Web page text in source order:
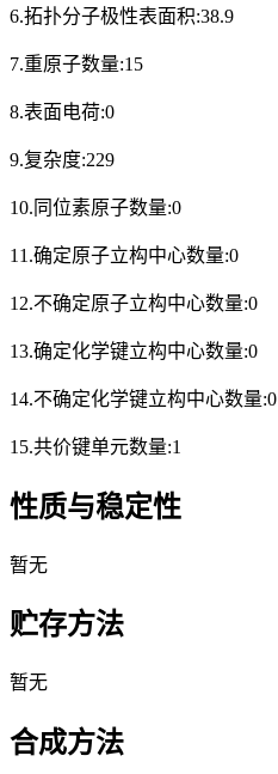
6.拓扑分子极性表面积:38.9
7.重原子数量:15
8.表面电荷:0
9.复杂度:229
10.同位素原子数量:0
11.确定原子立构中心数量:0
12.不确定原子立构中心数量:0
13.确定化学键立构中心数量:0
14.不确定化学键立构中心数量:0
15.共价键单元数量:1
性质与稳定性
暂无
贮存方法
暂无
合成方法